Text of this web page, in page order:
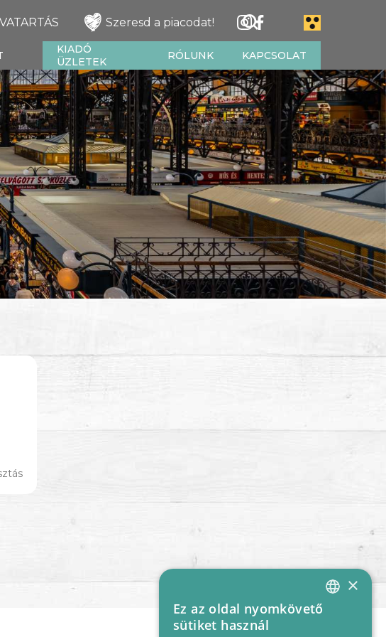
Szeresd a piacodat!
KIADÓ
ÜZLETEK
RÓLUNK KAPCSOLAT
HUNGARIAN
×
Ez az oldal nyomkövető
sütiket használ